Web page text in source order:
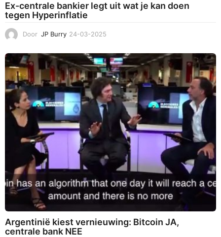
Ex-centrale bankier legt uit wat je kan doen
tegen Hyperinflatie
Door JP Burry 24-03-2025
-
0
3
-
2
0
2
Argentinië kiest vernieuwing: Bitcoin JA,
centrale bank NEE